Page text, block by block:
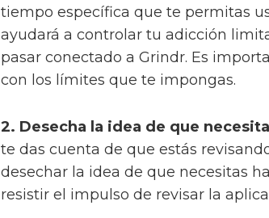
tiempo específica que te permitas
ayudará a controlar tu adicción
pasar conectado a Grindr. Es
con los límites que te impongas.
2. Desecha la idea de que
te das cuenta de que estás
desechar la idea de que necesitas
resistir el impulso de revisar la